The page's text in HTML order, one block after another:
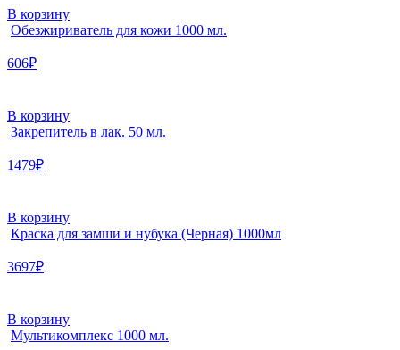
В корзину
Обезжириватель для кожи 1000 мл.
606₽
В корзину
Закрепитель в лак. 50 мл.
1479₽
В корзину
Краска для замши и нубука (Черная) 1000мл
3697₽
В корзину
Мультикомплекс 1000 мл.